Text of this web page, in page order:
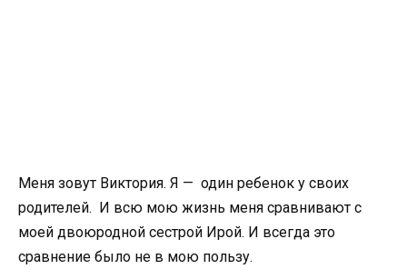
Меня зовут Виктория. Я — один ребенок у своих
родителей. И всю мою жизнь меня сравнивают с
моей двоюродной сестрой Ирой. И всегда это
сравнение было не в мою пользу.